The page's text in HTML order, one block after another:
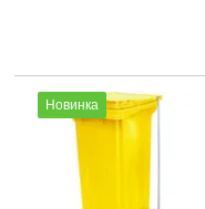
Новинка